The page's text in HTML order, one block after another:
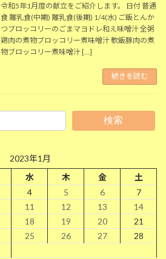
令和5年1月度の献立をご紹介します。 日付 普通
食 離乳食(中期) 離乳食(後期) 1/4(水) ご飯とんか
つブロッコリーのごまマヨドレ和え味噌汁 全粥
鶏肉の煮物ブロッコリー煮味噌汁 軟飯豚肉の煮
物ブロッコリー煮味噌汁 […]
続きを読む
検索
2023年1月
水 木 金
土
4 5 6
7
11 12 13
14
18 19 20
21
25 26 27
28